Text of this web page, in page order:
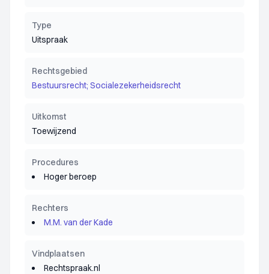
Type
Uitspraak
Rechtsgebied
Bestuursrecht; Socialezekerheidsrecht
Uitkomst
Toewijzend
Procedures
Hoger beroep
Rechters
M.M. van der Kade
Vindplaatsen
Rechtspraak.nl